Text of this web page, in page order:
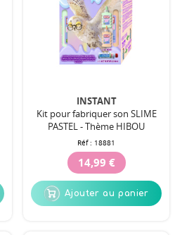
INSTANT
Kit pour fabriquer son SLIME
PASTEL - Thème HIBOU
Réf : 18881
14,99 €
Ajouter au panier